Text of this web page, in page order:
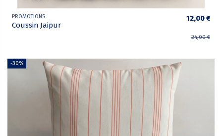
PROMOTIONS
Coussin Jaipur
12,00 €
24,00 €
-30%